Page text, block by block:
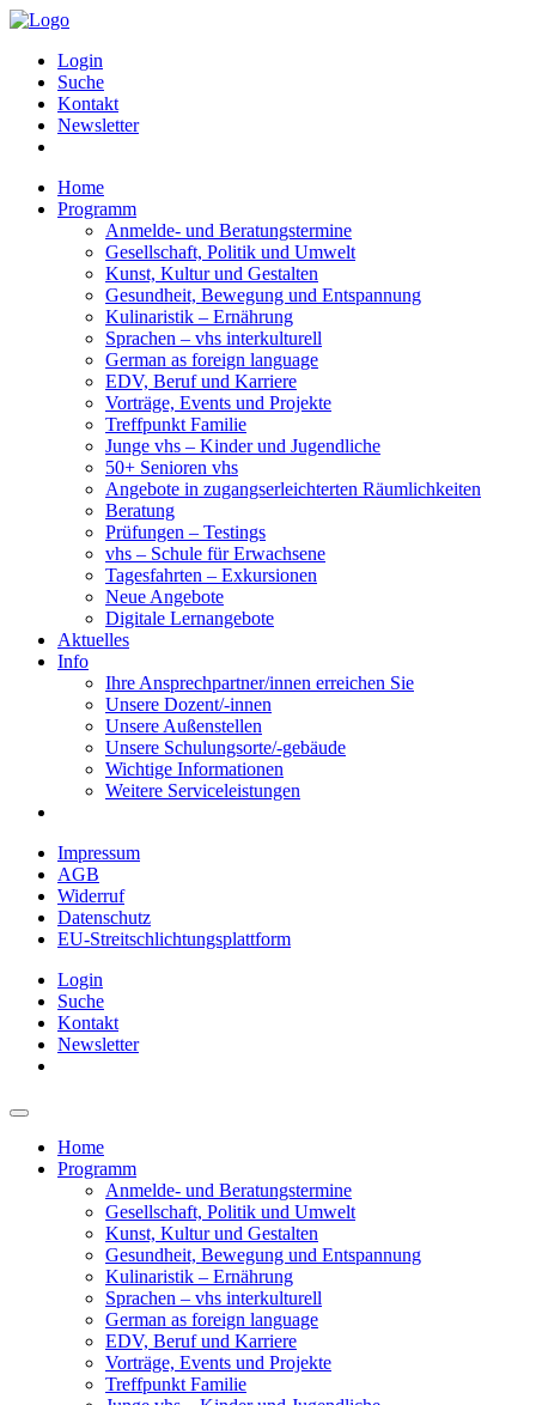
Login
Suche
Kontakt
Newsletter
Home
Programm
Anmelde- und Beratungstermine
Gesellschaft, Politik und Umwelt
Kunst, Kultur und Gestalten
Gesundheit, Bewegung und Entspannung
Kulinaristik – Ernährung
Sprachen – vhs interkulturell
German as foreign language
EDV, Beruf und Karriere
Vorträge, Events und Projekte
Treffpunkt Familie
Junge vhs – Kinder und Jugendliche
50+ Senioren vhs
Angebote in zugangserleichterten Räumlichkeiten
Beratung
Prüfungen – Testings
vhs – Schule für Erwachsene
Tagesfahrten – Exkursionen
Neue Angebote
Digitale Lernangebote
Aktuelles
Info
Ihre Ansprechpartner/innen erreichen Sie
Unsere Dozent/-innen
Unsere Außenstellen
Unsere Schulungsorte/-gebäude
Wichtige Informationen
Weitere Serviceleistungen
Impressum
AGB
Widerruf
Datenschutz
EU-Streitschlichtungsplattform
Login
Suche
Kontakt
Newsletter
Home
Programm
Anmelde- und Beratungstermine
Gesellschaft, Politik und Umwelt
Kunst, Kultur und Gestalten
Gesundheit, Bewegung und Entspannung
Kulinaristik – Ernährung
Sprachen – vhs interkulturell
German as foreign language
EDV, Beruf und Karriere
Vorträge, Events und Projekte
Treffpunkt Familie